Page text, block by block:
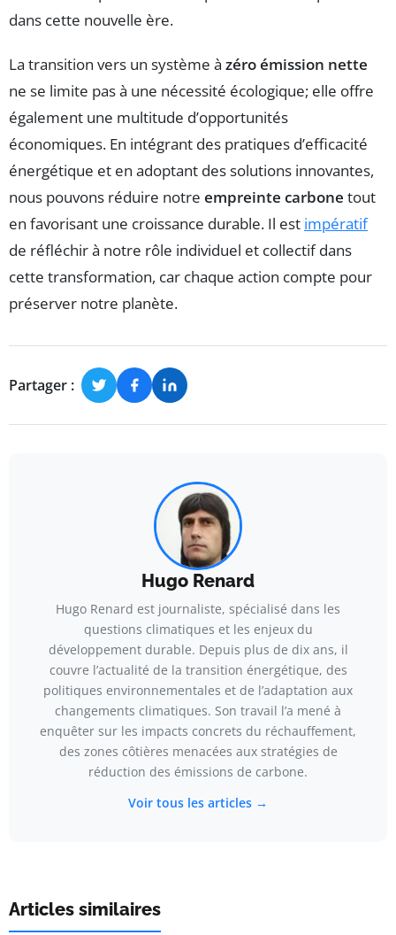
dans cette nouvelle ère.
La transition vers un système à zéro émission nette
ne se limite pas à une nécessité écologique; elle offre
également une multitude d’opportunités
économiques. En intégrant des pratiques d’efficacité
énergétique et en adoptant des solutions innovantes,
nous pouvons réduire notre empreinte carbone tout
en favorisant une croissance durable. Il est impératif
de réfléchir à notre rôle individuel et collectif dans
cette transformation, car chaque action compte pour
préserver notre planète.
Partager :
Hugo Renard
Hugo Renard est journaliste, spécialisé dans les
questions climatiques et les enjeux du
développement durable. Depuis plus de dix ans, il
couvre l’actualité de la transition énergétique, des
politiques environnementales et de l’adaptation aux
changements climatiques. Son travail l’a mené à
enquêter sur les impacts concrets du réchauffement,
des zones côtières menacées aux stratégies de
réduction des émissions de carbone.
Voir tous les articles →
Articles similaires